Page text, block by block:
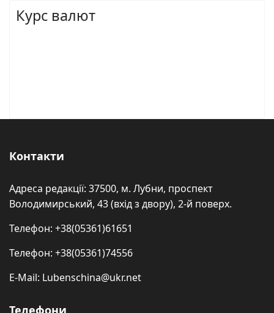
Курс валют
Контакти
Адреса редакції: 37500, м. Лубни, проспект
Володимирський, 43 (вхід з двору), 2-й поверх.
Телефон: +38(05361)61651
Телефон: +38(05361)74556
E-Mail: Lubenschina@ukr.net
Телефони